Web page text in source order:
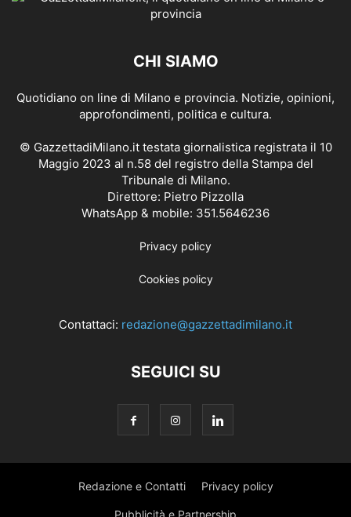
CHI SIAMO
Quotidiano on line di Milano e provincia. Notizie, opinioni,
approfondimenti, politica e cultura.
© GazzettadiMilano.it testata giornalistica registrata il 10
Maggio 2023 al n.58 del registro della Stampa del
Tribunale di Milano.
Direttore: Pietro Pizzolla
WhatsApp & mobile: 351.5646236
Privacy policy
Cookies policy
Contattaci: redazione@gazzettadimilano.it
SEGUICI SU
Redazione e Contatti Privacy policy